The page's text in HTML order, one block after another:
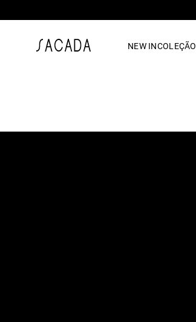
NEW INCOLEÇÃO
vestido midi
7º macacão